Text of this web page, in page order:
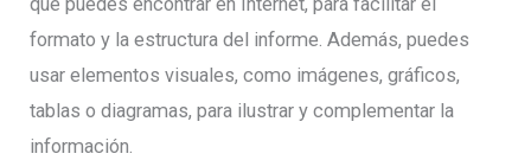
formato y la estructura del informe. Además, puedes
usar elementos visuales, como imágenes, gráficos,
tablas o diagramas, para ilustrar y complementar la
información.